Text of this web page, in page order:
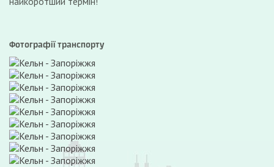
Фотографії транспорту